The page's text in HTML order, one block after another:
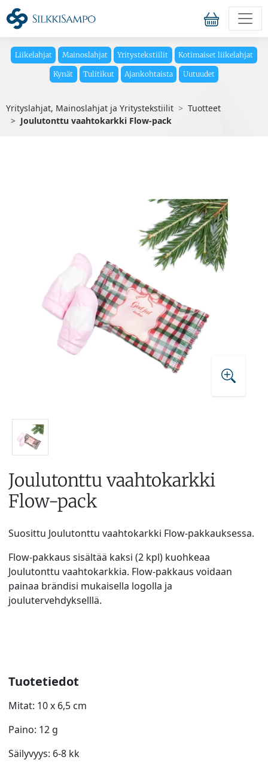
Liikelahjat Mainoslahjat Yritystekstiilit Kotimaiset liikelahjat
Kynät Tulitikut Ajankohtaista Uutuudet
Yrityslahjat, Mainoslahjat ja Yritystekstiilit
Tuotteet
Joulutonttu vaahtokarkki Flow-pack
Joulutonttu vaahtokarkki
Flow-pack
Suosittu Joulutonttu vaahtokarkki Flow-pakkauksessa.
Flow-pakkaus sisältää kaksi (2 kpl) kuohkeaa
Joulutonttu vaahtokarkkia. Flow-pakkaus voidaan
painaa brändisi mukaisella logolla ja
joulutervehdykselllä.
Tuotetiedot
Mitat: 10 x 6,5 cm
Paino: 12 g
Säilyvyys: 6-8 kk